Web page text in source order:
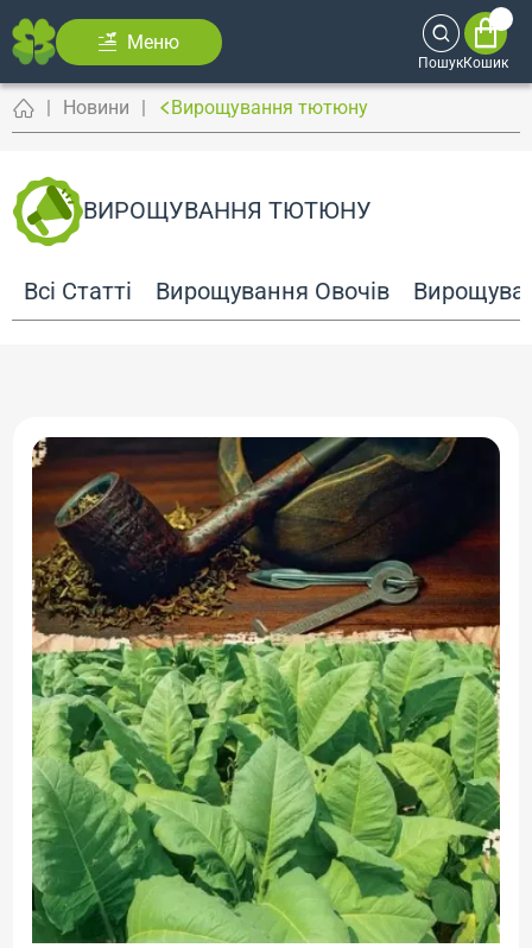
Меню
ПошукКошик
Новини Вирощування тютюну
ВИРОЩУВАННЯ ТЮТЮНУ
Всі Статті Вирощування Овочів